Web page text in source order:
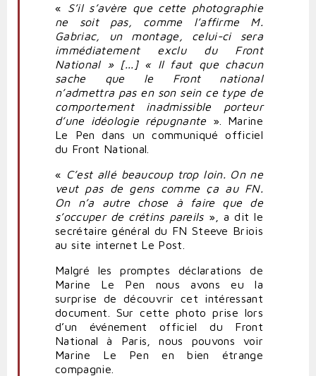
«
S’il s’avère que cette photographie
ne soit pas, comme l’affirme M.
Gabriac, un montage, celui-ci sera
immédiatement exclu du Front
National » [...] « Il faut que chacun
sache que le Front national
n’admettra pas en son sein ce type de
comportement inadmissible porteur
d’une idéologie répugnante ». Marine
Le Pen dans un communiqué officiel
du Front National.
« C’est allé beaucoup trop loin. On ne
veut pas de gens comme ça au FN.
On n’a autre chose à faire que de
s’occuper de crétins pareils », a dit le
secrétaire général du FN Steeve Briois
au site internet Le Post.
Malgré les promptes déclarations de
Marine Le Pen nous avons eu la
surprise de découvrir cet intéressant
document. Sur cette photo prise lors
d’un événement officiel du Front
National à Paris, nous pouvons voir
Marine Le Pen en bien étrange
compagnie.